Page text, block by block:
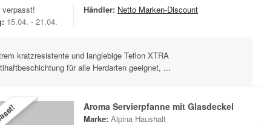
verpasst!
15.04. - 21.04.
Händler: Netto Marken-Discount
kratzresistente und langlebige Teflon XTRA
für alle Herdarten geeignet, ...
Aroma Servierpfanne mit Glasdeckel
Marke: Alpina Haushalt